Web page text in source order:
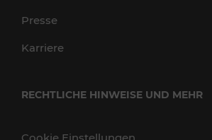
Presse
Karriere
RECHTLICHE HINWEISE UND MEHR